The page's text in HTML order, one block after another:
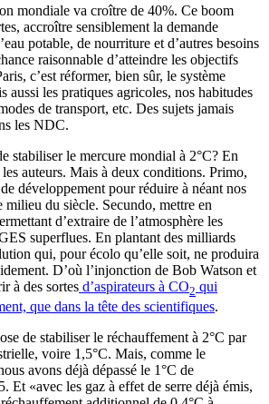
mondiale va croître de 40%. Ce boom
accroître sensiblement la demande
potable, de nourriture et d’autres besoins
raisonnable d’atteindre les objectifs
c’est réformer, bien sûr, le système
aussi les pratiques agricoles, nos habitudes
de transport, etc. Des sujets jamais
les NDC.
stabiliser le mercure mondial à 2°C? En
auteurs. Mais à deux conditions. Primo,
développement pour réduire à néant nos
milieu du siècle. Secundo, mettre en
d’extraire de l’atmosphère les
superflues. En plantant des milliards
qui, pour écolo qu’elle soit, ne produira
D’où l’injonction de Bob Watson et
à des sortes d’aspirateurs à CO2 qui
que dans la tête des scientifiques.
de stabiliser le réchauffement à 2°C par
voire 1,5°C. Mais, comme le
avons déjà dépassé le 1°C de
Et «avec les gaz à effet de serre déjà émis,